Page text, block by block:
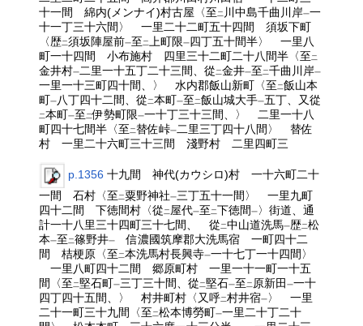
十一間 綿内(メンナイ)村古屋〈至 二 川中島千曲川岸一一
十一丁三十六間〉 一里二十二町五十四間 須坂下町
〈歴二須坂陣屋前一至 二 上町限一四丁五十間半〉 一里八
町一十四間 小布施村 四里三十二町二十八間半〈至 二
金井村一 二里一十五丁二十三間、從 二金井一至 二千曲川岸一
一里一十三町四十間、〉 水内郡飯山新町〈至 二飯山本
町一 八丁四十二間、從 二本町一至 二飯山城大手一五丁、又從
二本町一至 二伊勢町限一一十丁三十三間、〉 二里一十八
町四十七間半〈至 二替佐峠一 二里三丁四十八間〉 替佐
村 一里二十六町三十三間 淺野村 二里四町三
p.1356 十九間 神代(カウシロ)村 一十六町二十
一間 石村〈至二粟野神社一三丁五十一間〉 一里九町
四十二間 下徳間村〈從二屋代一至二下徳間一 〉街道、通
計一十八里三十四町三十七間、 從二中山道洗馬一歴二松
本一至二篠野井一
信濃國筑摩郡大洗馬宿 一町四十二
間 桔梗原〈至二本洗馬村長興寺一一十七丁一十四間〉
一里八町四十二間 郷原町村 一里一十一町一十五
間〈至二堅石町一三丁三十間、從二堅石一至二 原新田一一十
四丁四十五間、〉 村井町村〈又呼二村井宿一 〉 一里
二十一町三十九間〈至二松本博勞町一一里二十丁二十